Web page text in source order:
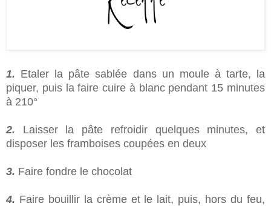
1. Etaler la pâte sablée dans un moule à tarte, la
piquer, puis la faire cuire à blanc pendant 15 minutes
à 210°
2. Laisser la pâte refroidir quelques minutes, et
disposer les framboises coupées en deux
3. Faire fondre le chocolat
4. Faire bouillir la crème et le lait, puis, hors du feu,